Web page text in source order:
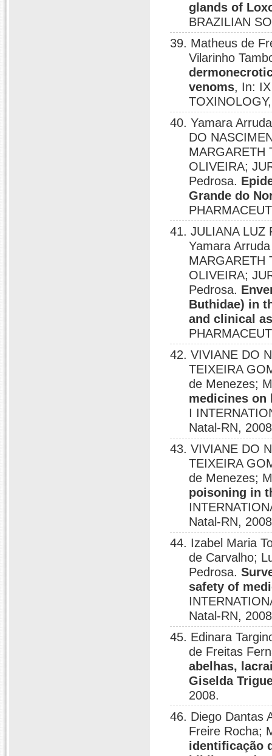
glands of
BRAZILIAN
39. Matheus de
Vilarinho
venoms, In:
40. Yamara
DO
MARGARETH
OLIVEIRA;
Pedrosa.
Grande do
41. JULIANA LUZ
Yamara
MARGARETH
OLIVEIRA;
Pedrosa.
Buthidae) in
and clinical
42. VIVIANE DO
TEIXEIRA
de Menezes;
medicines on
I
Natal-RN,
43. VIVIANE DO
TEIXEIRA
de Menezes;
poisoning in
Natal-RN,
44. Izabel Maria
de Carvalho;
Pedrosa.
safety of
Natal-RN,
45. Edinara
de Freitas
abelhas,
Giselda
2008.
46. Diego Dantas
Freire Rocha;
identificação